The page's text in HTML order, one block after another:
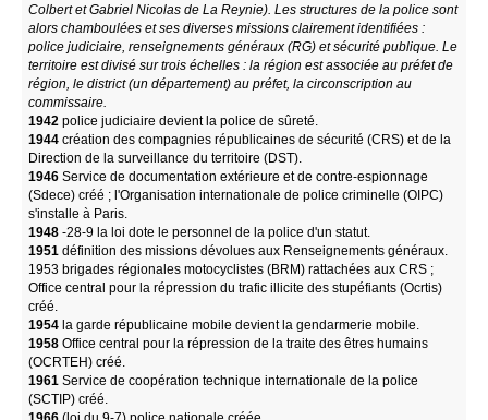
Colbert et Gabriel Nicolas de La Reynie). Les structures de la police sont
alors chamboulées et ses diverses missions clairement identifiées :
police judiciaire, renseignements généraux (RG) et sécurité publique. Le
territoire est divisé sur trois échelles : la région est associée au préfet de
région, le district (un département) au préfet, la circonscription au
commissaire.
1942 police judiciaire devient la police de sûreté.
1944 création des compagnies républicaines de sécurité (CRS) et de la
Direction de la surveillance du territoire (DST).
1946 Service de documentation extérieure et de contre-espionnage
(Sdece) créé ; l'Organisation internationale de police criminelle (OIPC)
s'installe à Paris.
1948 -28-9 la loi dote le personnel de la police d'un statut.
1951 définition des missions dévolues aux Renseignements généraux.
1953 brigades régionales motocyclistes (BRM) rattachées aux CRS ;
Office central pour la répression du trafic illicite des stupéfiants (Ocrtis)
créé.
1954 la garde républicaine mobile devient la gendarmerie mobile.
1958 Office central pour la répression de la traite des êtres humains
(OCRTEH) créé.
1961 Service de coopération technique internationale de la police
(SCTIP) créé.